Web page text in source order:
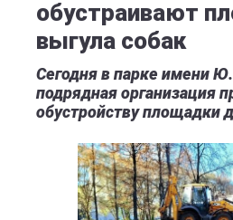
обустраивают
выгула собак
Сегодня в парке имени
подрядная организация
обустройству площадки